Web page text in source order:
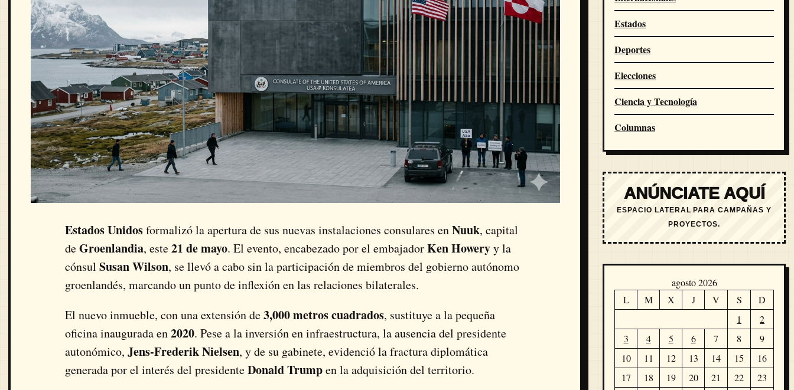
Estados Unidosformalizó la apertura de sus nuevas instalaciones consulares enNuuk, capital
deGroenlandia, este21 de mayo. El evento, encabezado por el embajadorKen Howeryy la
cónsul Susan Wilson, se llevó a cabo sin la participación de miembros del gobierno autónomo
groenlandés, marcando un punto de inflexión en las relaciones bilaterales.
El nuevo inmueble, con una extensión de3,000 metros cuadrados, sustituye a la pequeña
oficina inaugurada en2020. Pese a la inversión en infraestructura, la ausencia del presidente
autonómico, Jens-Frederik Nielsen, y de su gabinete, evidenció la fractura diplomática
generada por el interés del presidenteDonald Trumpen la adquisición del territorio.
Estados
Deportes
Elecciones
Ciencia y Tecnología
Columnas
ANÚNCIATE AQUÍ
ESPACIO LATERAL PARA CAMPAÑAS Y
PROYECTOS.
agosto 2026
L
M X J V S
D
1
2
3
4 5 6 7 8
9
10
11 12 13 14 15
16
17
18 19 20 21 22
23